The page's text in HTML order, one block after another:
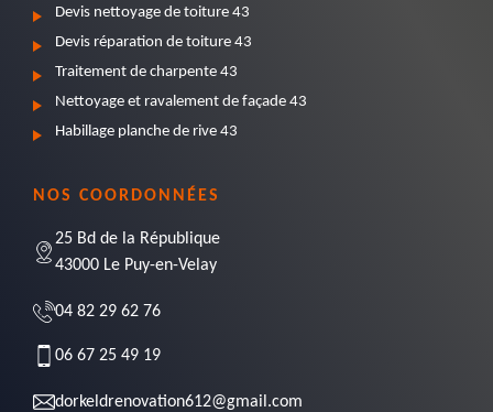
Devis nettoyage de toiture 43
Devis réparation de toiture 43
Traitement de charpente 43
Nettoyage et ravalement de façade 43
Habillage planche de rive 43
NOS COORDONNÉES
25 Bd de la République
43000 Le Puy-en-Velay
04 82 29 62 76
06 67 25 49 19
dorkeldrenovation612@gmail.com